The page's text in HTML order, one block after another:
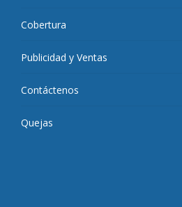
Cobertura
Publicidad y Ventas
Contáctenos
Quejas